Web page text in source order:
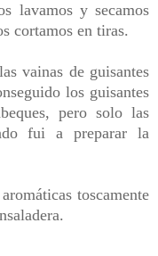
lavamos y secamos
cortamos en tiras.
vainas de guisantes
los guisantes
pero solo las
fui a preparar la
toscamente